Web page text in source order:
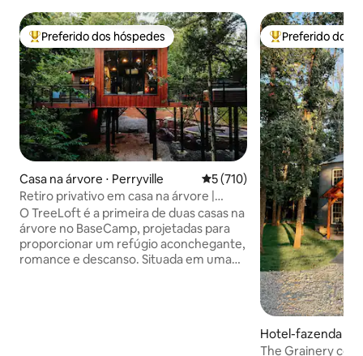
Entre os melhores preferidos dos hóspedes
Preferido dos hóspedes
Casa na árvore ⋅ Perryville 5 de uma avaliação média de
5 (710)
Retiro privativo em casa na árvore |
Banheira de hidromassagem
O TreeLoft é a primeira de duas casas na
árvore no BaseCamp, projetadas para
proporcionar um refúgio aconchegante,
romance e descanso. Situada em uma
Entre os
Preferido dos
Hotel-fazenda ⋅
The Grainery